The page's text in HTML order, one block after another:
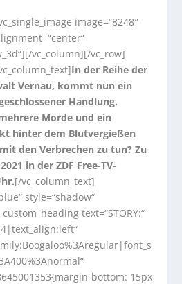
image=“8248″
vc_column][/vc_row]
In der Reihe der
Vernau, kommt nun ein
Handlung.
Morde und ein
hinter dem Blutvergießen
den Verbrechen zu tun? Zu
in der ZDF Free-TV-
[/vc_column_text]
style=“shadow“
text=“STORY:“
bottom: 15px